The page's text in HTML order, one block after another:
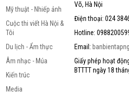
Mỹ thuật - Nhiếp ảnh
Cuộc thi viết Hà Nội &
Tôi
Du lịch - Ẩm thực
Âm nhạc - Múa
Kiến trúc
Media
Võ, Hà Nội
Điện thoại: 024
Hotline:
Email:
Giấy phép hoạt
BTTTT ngày 18